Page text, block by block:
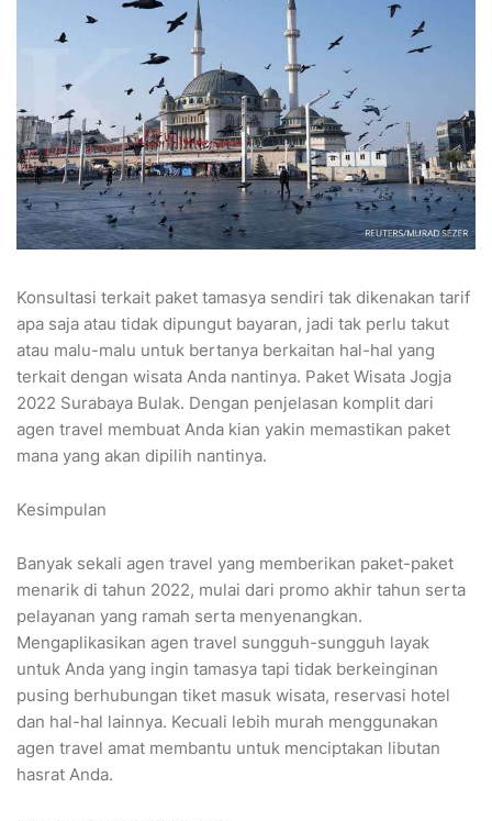
Konsultasi terkait paket tamasya sendiri tak dikenakan tarif
apa saja atau tidak dipungut bayaran, jadi tak perlu takut
atau malu-malu untuk bertanya berkaitan hal-hal yang
terkait dengan wisata Anda nantinya. Paket Wisata Jogja
2022 Surabaya Bulak. Dengan penjelasan komplit dari
agen travel membuat Anda kian yakin memastikan paket
mana yang akan dipilih nantinya.
Kesimpulan
Banyak sekali agen travel yang memberikan paket-paket
menarik di tahun 2022, mulai dari promo akhir tahun serta
pelayanan yang ramah serta menyenangkan.
Mengaplikasikan agen travel sungguh-sungguh layak
untuk Anda yang ingin tamasya tapi tidak berkeinginan
pusing berhubungan tiket masuk wisata, reservasi hotel
dan hal-hal lainnya. Kecuali lebih murah menggunakan
agen travel amat membantu untuk menciptakan libutan
hasrat Anda.